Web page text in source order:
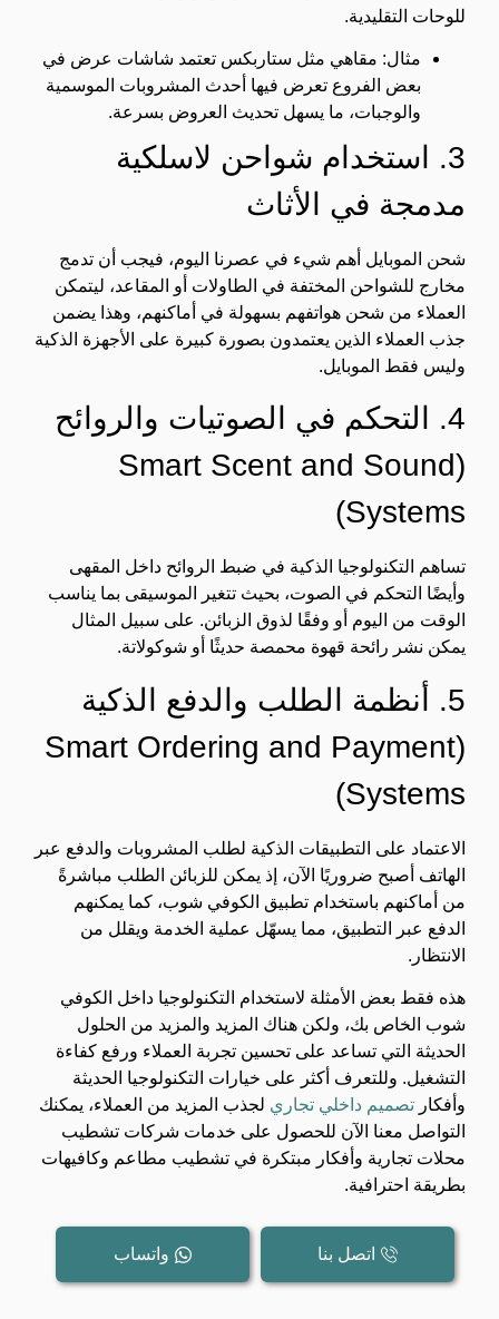
للوحات التقليدية.
مثال: مقاهي مثل ستاربكس تعتمد شاشات عرض في
بعض الفروع تعرض فيها أحدث المشروبات الموسمية
والوجبات، ما يسهل تحديث العروض بسرعة.
3. استخدام شواحن لاسلكية
مدمجة في الأثاث
شحن الموبايل أهم شيء في عصرنا اليوم، فيجب أن تدمج
مخارج للشواحن المختفة في الطاولات أو المقاعد، ليتمكن
العملاء من شحن هواتفهم بسهولة في أماكنهم، وهذا يضمن
جذب العملاء الذين يعتمدون بصورة كبيرة على الأجهزة الذكية
وليس فقط الموبايل.
4. التحكم في الصوتيات والروائح
(Smart Scent and Sound
Systems)
تساهم التكنولوجيا الذكية في ضبط الروائح داخل المقهى
وأيضًا التحكم في الصوت، بحيث تتغير الموسيقى بما يناسب
الوقت من اليوم أو وفقًا لذوق الزبائن. على سبيل المثال
يمكن نشر رائحة قهوة محمصة حديثًا أو شوكولاتة.
5. أنظمة الطلب والدفع الذكية
(Smart Ordering and Payment
Systems)
الاعتماد على التطبيقات الذكية لطلب المشروبات والدفع عبر
الهاتف أصبح ضروريًا الآن، إذ يمكن للزبائن الطلب مباشرةً
من أماكنهم باستخدام تطبيق الكوفي شوب، كما يمكنهم
الدفع عبر التطبيق، مما يسهّل عملية الخدمة ويقلل من
الانتظار.
هذه فقط بعض الأمثلة لاستخدام التكنولوجيا داخل الكوفي
شوب الخاص بك، ولكن هناك المزيد والمزيد من الحلول
الحديثة التي تساعد على تحسين تجربة العملاء ورفع كفاءة
التشغيل. وللتعرف أكثر على خيارات التكنولوجيا الحديثة
وأفكار تصميم داخلي تجاري لجذب المزيد من العملاء، يمكنك
التواصل معنا الآن للحصول على خدمات شركات تشطيب
محلات تجارية وأفكار مبتكرة في تشطيب مطاعم وكافيهات
بطريقة احترافية.
اتصل بنا واتساب